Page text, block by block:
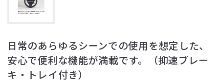
日常のあらゆるシーンでの使用を想定した、
安心で便利な機能が満載です。（抑速ブレー
キ・トレイ付き）